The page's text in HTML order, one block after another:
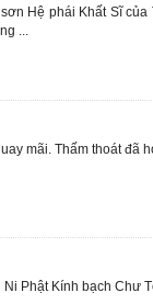
Hệ phái Khất Sĩ
...
mãi. Thấm thoát đã
Phật Kính bạch Chư